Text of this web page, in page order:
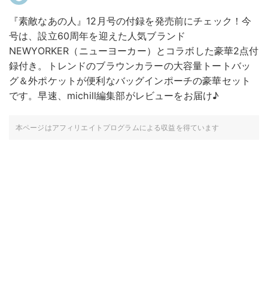
『素敵なあの人』12月号の付録を発売前にチェック！今
号は、設立60周年を迎えた人気ブランド
NEWYORKER（ニューヨーカー）とコラボした豪華2点付
録付き。トレンドのブラウンカラーの大容量トートバッ
グ＆外ポケットが便利なバッグインポーチの豪華セット
です。早速、michill編集部がレビューをお届け♪
本ページはアフィリエイトプログラムによる収益を得ています